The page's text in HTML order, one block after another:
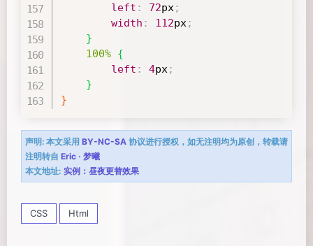
left : 72px;
width : 112px;
}
100% {
left : 4px;
}
}
声明: 本文采用 BY-NC-SA 协议进行授权，如无注明均为原创，转载请
注明转自 Eric · 梦曦
本文地址: 实例：昼夜更替效果
CSS Html